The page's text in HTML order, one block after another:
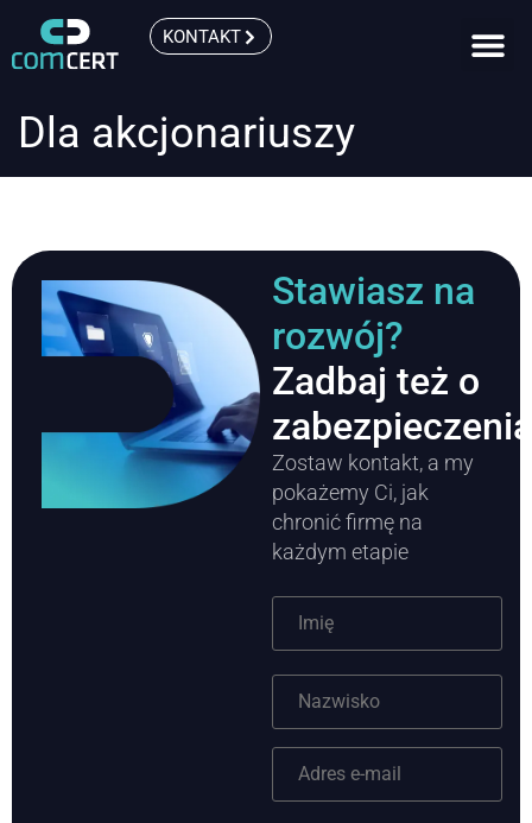
KONTAKT
Dla akcjonariuszy
Stawiasz na
rozwój?
Zadbaj też o
Zostaw kontakt, a my
pokażemy Ci, jak
chronić firmę na
każdym etapie